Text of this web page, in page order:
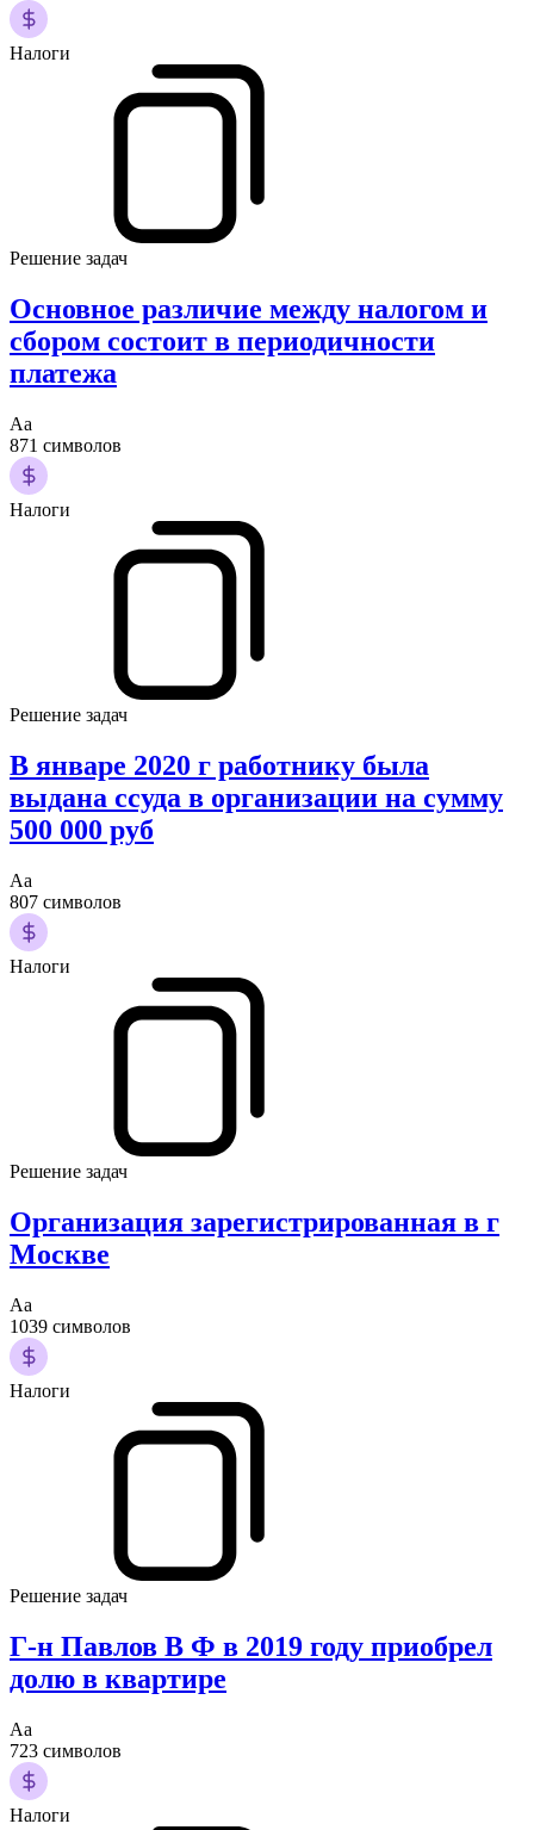
Налоги
Решение задач
Основное различие между налогом и
сбором состоит в периодичности
платежа
Аа
871 символов
Налоги
Решение задач
В январе 2020 г работнику была
выдана ссуда в организации на сумму
500 000 руб
Аа
807 символов
Налоги
Решение задач
Организация зарегистрированная в г
Москве
Аа
1039 символов
Налоги
Решение задач
Г-н Павлов В Ф в 2019 году приобрел
долю в квартире
Аа
723 символов
Налоги